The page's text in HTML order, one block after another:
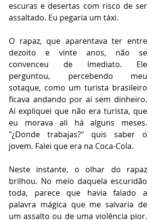
escuras e desertas com risco de ser
assaltado. Eu pegaria um táxi.
O rapaz, que aparentava ter entre
dezoito e vinte anos, não se
convenceu de imediato. Ele
perguntou, percebendo meu
sotaque, como um turista brasileiro
ficava andando por aí sem dinheiro.
Aí expliquei que não era turista, que
eu morava ali há alguns meses.
"¿Donde trabajas?" quis saber o
jovem. Falei que era na Coca-Cola.
Neste instante, o olhar do rapaz
brilhou. No meio daquela escuridão
toda, parece que havia falado a
palavra mágica que me salvaria de
um assalto ou de uma violência pior.